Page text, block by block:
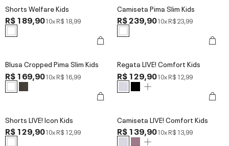
Shorts Welfare Kids
R$ 189,9010xR$ 18,99
Camiseta Pima Slim Kids
R$ 239,9010xR$ 23,99
Blusa Cropped Pima Slim Kids
R$ 169,9010xR$ 16,99
Regata LIVE! Comfort Kids
R$ 129,9010xR$ 12,99
Shorts LIVE! Icon Kids
R$ 129,9010xR$ 12,99
Camiseta LIVE! Comfort Kids
R$ 139,9010xR$ 13,99